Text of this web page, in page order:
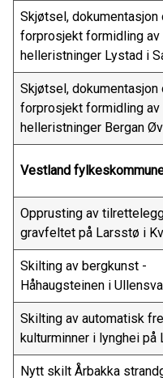
Skjøtsel, dokumentasjon
forprosjekt formidling av
helleristninger Lystad i
Skjøtsel, dokumentasjon
forprosjekt formidling av
helleristninger Bergan
Vestland
Opprusting av
gravfeltet på Larsstø i
Skilting av bergkunst -
Håhaugsteinen i
Skilting av automatisk
kulturminner i lynghei på
Nytt skilt Årbakka